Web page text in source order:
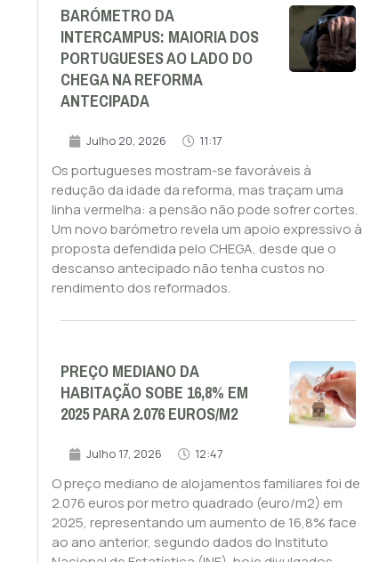
BARÓMETRO DA
INTERCAMPUS: MAIORIA DOS
PORTUGUESES AO LADO DO
CHEGA NA REFORMA
ANTECIPADA
Julho 20, 2026 11:17
Os portugueses mostram-se favoráveis à
redução da idade da reforma, mas traçam uma
linha vermelha: a pensão não pode sofrer cortes.
Um novo barómetro revela um apoio expressivo à
proposta defendida pelo CHEGA, desde que o
descanso antecipado não tenha custos no
rendimento dos reformados.
PREÇO MEDIANO DA
HABITAÇÃO SOBE 16,8% EM
2025 PARA 2.076 EUROS/M2
Julho 17, 2026 12:47
O preço mediano de alojamentos familiares foi de
2.076 euros por metro quadrado (euro/m2) em
2025, representando um aumento de 16,8% face
ao ano anterior, segundo dados do Instituto